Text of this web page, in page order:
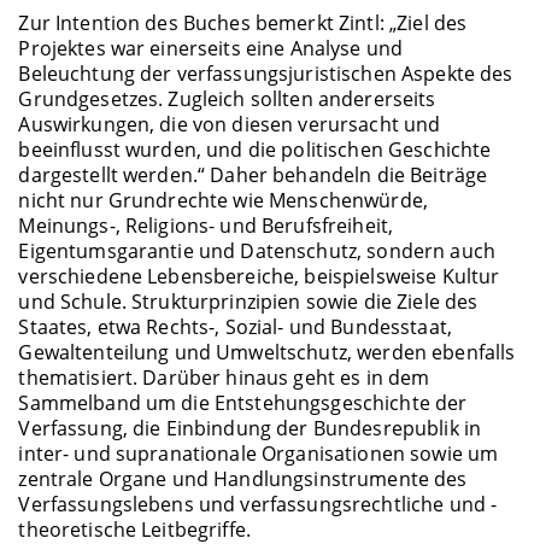
Zur Intention des Buches bemerkt Zintl: „Ziel des
Projektes war einerseits eine Analyse und
Beleuchtung der verfassungsjuristischen Aspekte des
Grundgesetzes. Zugleich sollten andererseits
Auswirkungen, die von diesen verursacht und
beeinflusst wurden, und die politischen Geschichte
dargestellt werden.“ Daher behandeln die Beiträge
nicht nur Grundrechte wie Menschenwürde,
Meinungs-, Religions- und Berufsfreiheit,
Eigentumsgarantie und Datenschutz, sondern auch
verschiedene Lebensbereiche, beispielsweise Kultur
und Schule. Strukturprinzipien sowie die Ziele des
Staates, etwa Rechts-, Sozial- und Bundesstaat,
Gewaltenteilung und Umweltschutz, werden ebenfalls
thematisiert. Darüber hinaus geht es in dem
Sammelband um die Entstehungsgeschichte der
Verfassung, die Einbindung der Bundesrepublik in
inter- und supranationale Organisationen sowie um
zentrale Organe und Handlungsinstrumente des
Verfassungslebens und verfassungsrechtliche und -
theoretische Leitbegriffe.